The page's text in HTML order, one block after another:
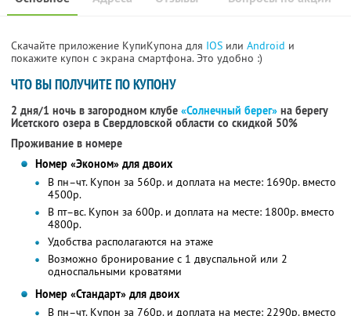
Скачайте приложение КупиКупона для IOS или Android и
покажите купон с экрана смартфона. Это удобно :)
ЧТО ВЫ ПОЛУЧИТЕ ПО КУПОНУ
2 дня/1 ночь в загородном клубе «Солнечный берег» на берегу
Исетского озера в Свердловской области со скидкой 50%
Проживание в номере
Номер «Эконом» для двоих
В пн–чт. Купон за 560р. и доплата на месте: 1690р. вместо
4500р.
В пт–вс. Купон за 600р. и доплата на месте: 1800р. вместо
4800р.
Удобства располагаются на этаже
Возможно бронирование с 1 двуспальной или 2
односпальными кроватями
Номер «Стандарт» для двоих
В пн–чт. Купон за 760р. и доплата на месте: 2290р. вместо